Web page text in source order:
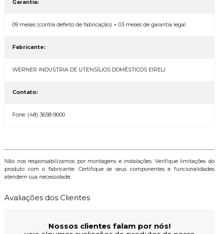
Garantia:
09 meses (contra defeito de fabricação) + 03 meses de garantia legal
Fabricante:
WERNER INDUSTRIA DE UTENSÍLIOS DOMÉSTICOS EIRELI
Contato:
Fone: (48) 3658-9000
Não nos responsabilizamos por montagens e instalações. Verifique limitações do
produto com o fabricante. Certifique se seus componentes e funcionalidades
atendem sua necessidade.
Avaliações dos Clientes
Nossos clientes falam por nós!